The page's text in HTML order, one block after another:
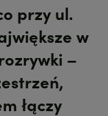
przy ul.
w
–
łączy